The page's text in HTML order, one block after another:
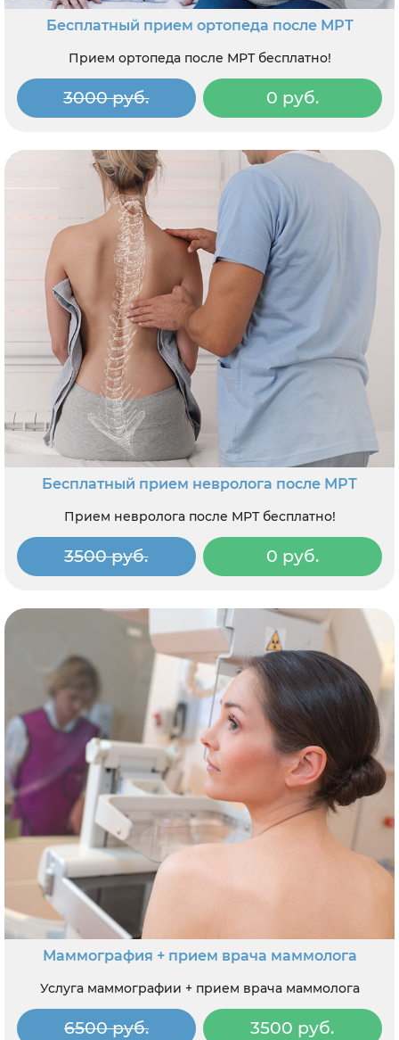
Бесплатный прием ортопеда после МРТ
Прием ортопеда после МРТ бесплатно!
3000 руб. 0 руб.
Бесплатный прием невролога после МРТ
Прием невролога после МРТ бесплатно!
3500 руб. 0 руб.
Маммография + прием врача маммолога
Услуга маммографии + прием врача маммолога
6500 руб. 3500 руб.